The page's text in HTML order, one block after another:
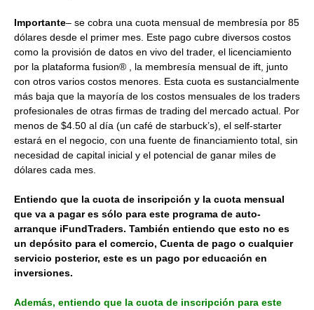
Importante– se cobra una cuota mensual de membresía por 85
dólares desde el primer mes. Este pago cubre diversos costos
como la provisión de datos en vivo del trader, el licenciamiento
por la plataforma fusion® , la membresía mensual de ift, junto
con otros varios costos menores. Esta cuota es sustancialmente
más baja que la mayoría de los costos mensuales de los traders
profesionales de otras firmas de trading del mercado actual. Por
menos de $4.50 al día (un café de starbuck’s), el self-starter
estará en el negocio, con una fuente de financiamiento total, sin
necesidad de capital inicial y el potencial de ganar miles de
dólares cada mes.
Entiendo que la cuota de inscripción y la cuota mensual
que va a pagar es sólo para este programa de auto-
arranque iFundTraders. También entiendo que esto no es
un depósito para el comercio, Cuenta de pago o cualquier
servicio posterior, este es un pago por educación en
inversiones.
Además, entiendo que la cuota de inscripción para este